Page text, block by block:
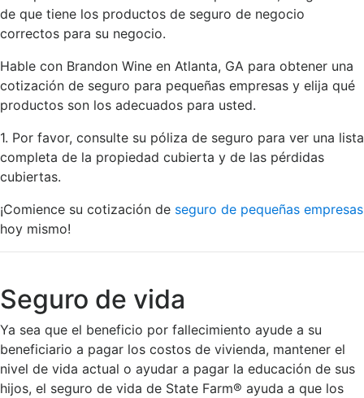
de que tiene los productos de seguro de negocio
correctos para su negocio.
Hable con Brandon Wine en Atlanta, GA para obtener una
cotización de seguro para pequeñas empresas y elija qué
productos son los adecuados para usted.
1. Por favor, consulte su póliza de seguro para ver una lista
completa de la propiedad cubierta y de las pérdidas
cubiertas.
¡Comience su cotización de seguro de pequeñas empresas
hoy mismo!
Seguro de vida
Ya sea que el beneficio por fallecimiento ayude a su
beneficiario a pagar los costos de vivienda, mantener el
nivel de vida actual o ayudar a pagar la educación de sus
hijos, el seguro de vida de State Farm® ayuda a que los